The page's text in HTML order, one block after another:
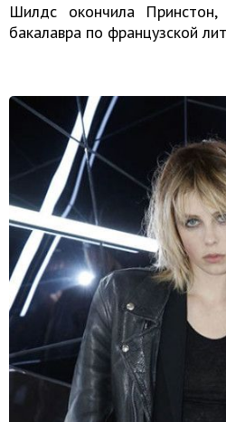
Шилдс окончила Принстон,
бакалавра по французской